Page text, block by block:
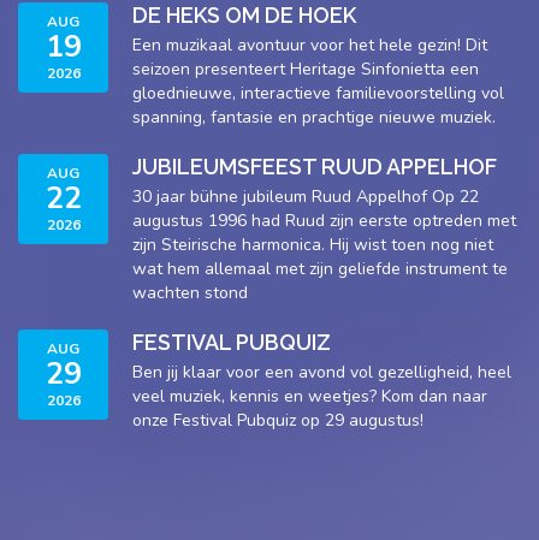
AUG
19
2026
DE HEKS OM DE HOEK
Een muzikaal avontuur voor het hele gezin! Dit
seizoen presenteert Heritage Sinfonietta een
gloednieuwe, interactieve familievoorstelling vol
spanning, fantasie en prachtige nieuwe muziek.
AUG
22
2026
JUBILEUMSFEEST RUUD APPELHOF
30 jaar bühne jubileum Ruud Appelhof Op 22
augustus 1996 had Ruud zijn eerste optreden met
zijn Steirische harmonica. Hij wist toen nog niet
wat hem allemaal met zijn geliefde instrument te
wachten stond
AUG
29
2026
FESTIVAL PUBQUIZ
Ben jij klaar voor een avond vol gezelligheid, heel
veel muziek, kennis en weetjes? Kom dan naar
onze Festival Pubquiz op 29 augustus!